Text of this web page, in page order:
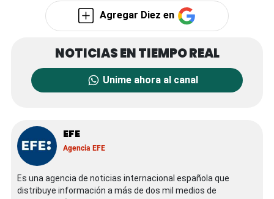
Agregar Diez en
Unime ahora al canal
EFE
Agencia EFE
Es una agencia de noticias internacional española que
distribuye información a más de dos mil medios de